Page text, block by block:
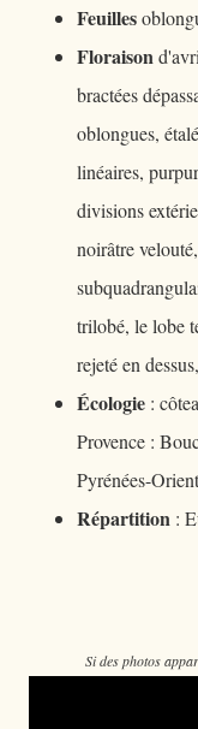
Feuilles
Floraison
bractées
oblongues,
linéaires,
divisions
noirâtre
trilobé, le lobe
rejeté en
Écologie :
Provence :
Pyrénées-
Répartition :
Si des photos